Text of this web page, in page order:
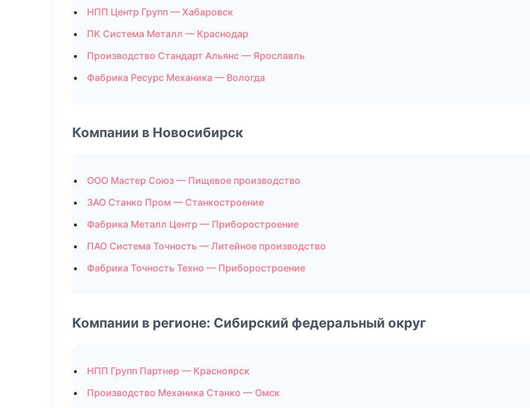
НПП Центр Групп — Хабаровск
ПК Система Металл — Краснодар
Производство Стандарт Альянс — Ярославль
Фабрика Ресурс Механика — Вологда
Компании в Новосибирск
ООО Мастер Союз — Пищевое производство
ЗАО Станко Пром — Станкостроение
Фабрика Металл Центр — Приборостроение
ПАО Система Точность — Литейное производство
Фабрика Точность Техно — Приборостроение
Компании в регионе: Сибирский федеральный округ
НПП Групп Партнер — Красноярск
Производство Механика Станко — Омск